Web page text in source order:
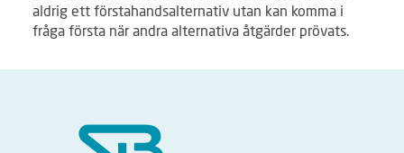
aldrig ett förstahandsalternativ utan kan komma i
fråga första när andra alternativa åtgärder prövats.